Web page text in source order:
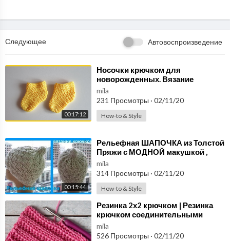
Следующее Автовоспроизведение
00:17:12
⁣Носочки крючком для
новорожденных. Вязание
крючком / Crochet socks for
newborns
mila
231 Просмотры · 02/11/20
How-to & Style
00:15:44
⁣Рельефная ШАПОЧКА из Толстой
Пряжи с МОДНОЙ макушкой ,
вязание крючком(шапка № 167)
mila
314 Просмотры · 02/11/20
How-to & Style
⁣Резинка 2х2 крючком | Резинка
крючком соединительными
столбиками с накидом
mila
526 Просмотры · 02/11/20